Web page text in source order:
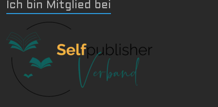
Ich bin Mitglied bei